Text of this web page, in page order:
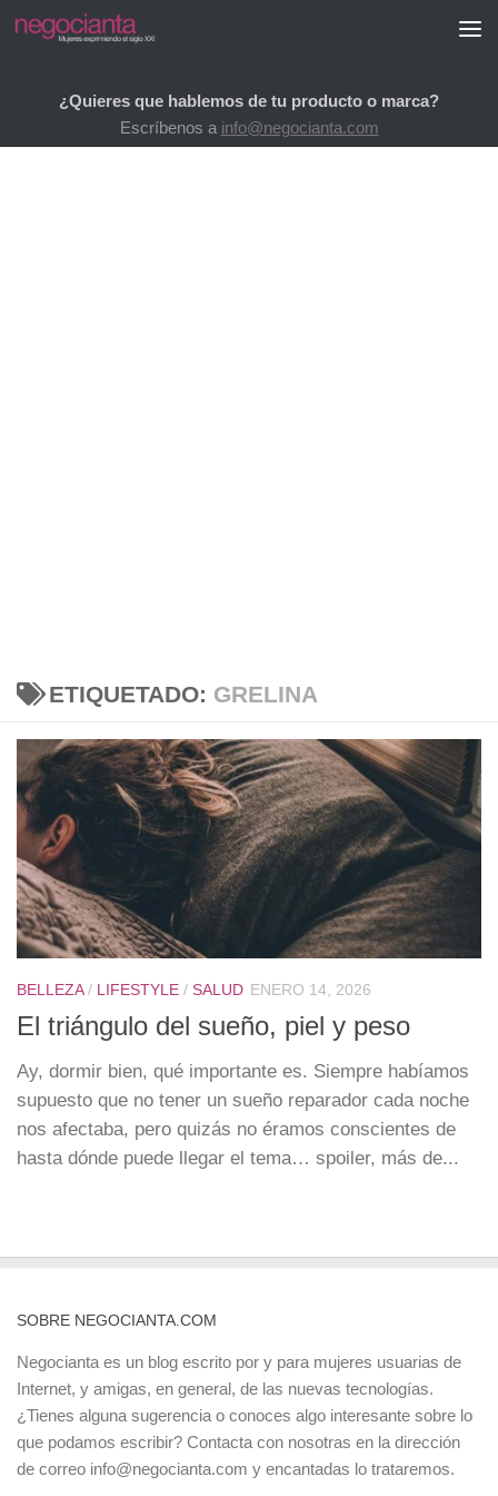
Saltar al contenido
¿Quieres que hablemos de tu producto o marca?
Escríbenos a info@negocianta.com
ETIQUETADO: GRELINA
BELLEZA/ LIFESTYLE / SALUD ENERO 14, 2026
El triángulo del sueño, piel y peso
Ay, dormir bien, qué importante es. Siempre habíamos
supuesto que no tener un sueño reparador cada noche
nos afectaba, pero quizás no éramos conscientes de
hasta dónde puede llegar el tema… spoiler, más de...
SOBRE NEGOCIANTA.COM
Negocianta es un blog escrito por y para mujeres usuarias de
Internet, y amigas, en general, de las nuevas tecnologías.
¿Tienes alguna sugerencia o conoces algo interesante sobre lo
que podamos escribir? Contacta con nosotras en la dirección
de correo info@negocianta.com y encantadas lo trataremos.